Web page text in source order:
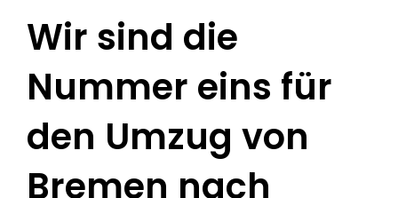
Wir sind die
Nummer eins für
den Umzug von
Bremen nach